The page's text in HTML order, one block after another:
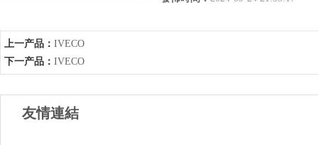
上一产品： IVECO
下一产品： IVECO
友情連結